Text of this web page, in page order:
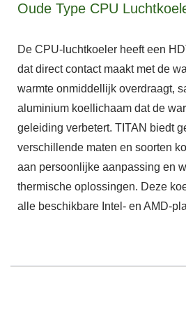
Oude Type CPU
De CPU-luchtkoeler heeft een
dat direct contact maakt met de
warmte onmiddellijk overdraagt,
aluminium koellichaam dat de
geleiding verbetert. TITAN biedt
verschillende maten en soorten
aan persoonlijke aanpassing en
thermische oplossingen. Deze
alle beschikbare Intel- en AMD-